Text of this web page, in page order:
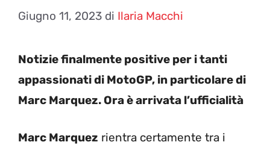
Giugno 11, 2023 di Ilaria Macchi
Notizie finalmente positive per i tanti
appassionati di MotoGP, in particolare di
Marc Marquez. Ora è arrivata l’ufficialità
Marc Marquez rientra certamente tra i